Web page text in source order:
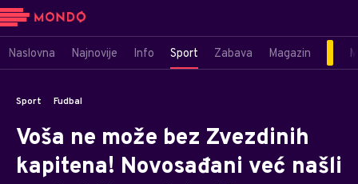
Naslovna Najnovije Info Sport Zabava Magazin
Sport Fudbal
Voša ne može bez Zvezdinih
kapitena! Novosađani već našli